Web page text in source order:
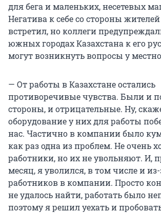
для бега и маленьких, несетевых
Негатива к себе со стороны
встретил, но коллеги
южных городах Казахстана к его
могут возникнуть вопросы у
— От работы в Казахстане остались
противоречивые чувства. Были и
стороны, и отрицательные. Ну,
оборудование у них для работы
нас. Частично в компании было
как раз одна из проблем. Не очень
работники, но их не увольняют. И,
месяц, я уволился, в том числе и
работников в компании. Просто
не удалось найти, работать было
поэтому я решил уехать и